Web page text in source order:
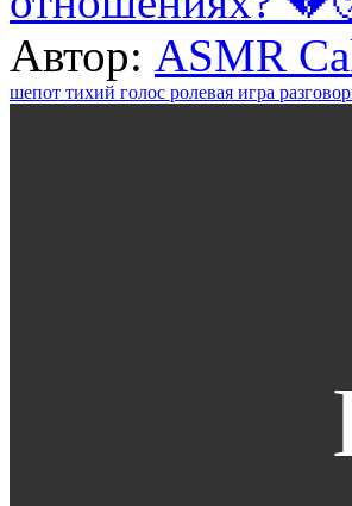
Автор: ASMR
шепот тихий голос ролевая игра